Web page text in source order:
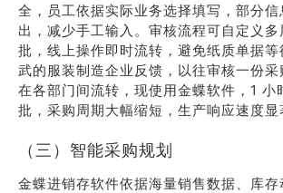
全，员工依据实际业务选择填写，部分
出，减少手工输入。审核流程可自定义
批，线上操作即时流转，避免纸质单据
武的服装制造企业反馈，以往审核一份
在各部门间流转，现使用金蝶软件，1 小
批，采购周期大幅缩短，生产响应速度显
（三）智能采购规划
金蝶进销存软件依据海量销售数据、库